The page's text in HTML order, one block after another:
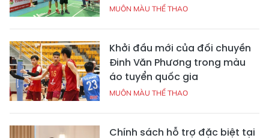
MUÔN MÀU THỂ THAO
Khởi đầu mới của đối chuyền
Đinh Văn Phương trong màu
áo tuyển quốc gia
MUÔN MÀU THỂ THAO
Chính sách hỗ trợ đặc biệt tại